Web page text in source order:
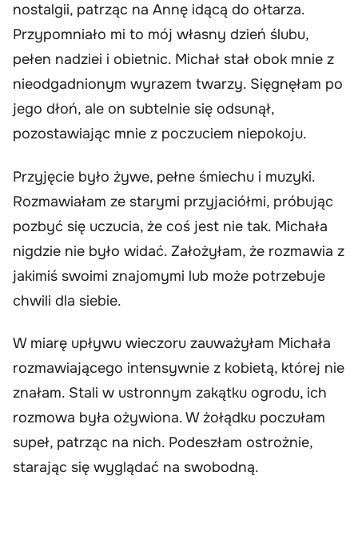
nostalgii, patrząc na Annę idącą do ołtarza.
Przypomniało mi to mój własny dzień ślubu,
pełen nadziei i obietnic. Michał stał obok mnie z
nieodgadnionym wyrazem twarzy. Sięgnęłam po
jego dłoń, ale on subtelnie się odsunął,
pozostawiając mnie z poczuciem niepokoju.
Przyjęcie było żywe, pełne śmiechu i muzyki.
Rozmawiałam ze starymi przyjaciółmi, próbując
pozbyć się uczucia, że coś jest nie tak. Michała
nigdzie nie było widać. Założyłam, że rozmawia z
jakimiś swoimi znajomymi lub może potrzebuje
chwili dla siebie.
W miarę upływu wieczoru zauważyłam Michała
rozmawiającego intensywnie z kobietą, której nie
znałam. Stali w ustronnym zakątku ogrodu, ich
rozmowa była ożywiona. W żołądku poczułam
supeł, patrząc na nich. Podeszłam ostrożnie,
starając się wyglądać na swobodną.